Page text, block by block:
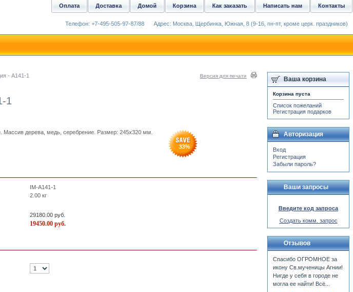
- A141-1 Версия для печати
1
Массив дерева, медь, серебрение. Размер: 245x320 мм.
33%
IM-A141-1
2.00 кг
29180.00 руб.
19450.00 руб.
Ваша корзина
Корзина пуста
Список пожеланий
Регистрация подарков
Авторизация
Вход
Регистрация
Забыли пароль?
Ваши запросы
Введите код запроса
Создать комм. запрос
Отзывов
Спасибо ОГРОМНОЕ за
икону Св.мученицы Агнии!
Нигде у себя в городе не
могла ее найти! Всё...
Контакты
Написать нам
Как заказать
Корзина
Домой
Доставка
Оплата
Телефон: +7-495-505-97-87/88 Адрес: Москва, Щербинка, Южная, 8 (9-16, пн-пт, кроме церк. праздников)